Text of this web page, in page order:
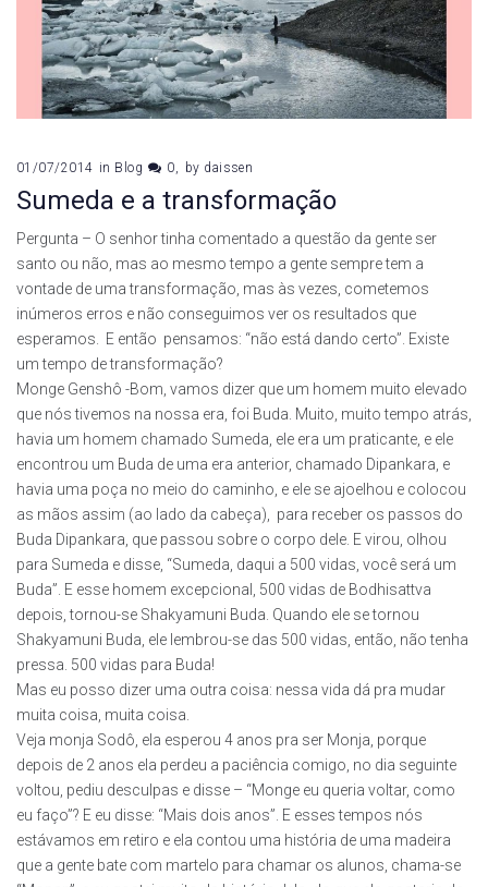
01/07/2014 in Blog 0 by daissen
Sumeda e a transformação
Pergunta – O senhor tinha comentado a questão da gente ser
santo ou não, mas ao mesmo tempo a gente sempre tem a
vontade de uma transformação, mas às vezes, cometemos
inúmeros erros e não conseguimos ver os resultados que
esperamos. E então pensamos: “não está dando certo”. Existe
um tempo de transformação?
Monge Genshô -Bom, vamos dizer que um homem muito elevado
que nós tivemos na nossa era, foi Buda. Muito, muito tempo atrás,
havia um homem chamado Sumeda, ele era um praticante, e ele
encontrou um Buda de uma era anterior, chamado Dipankara, e
havia uma poça no meio do caminho, e ele se ajoelhou e colocou
as mãos assim (ao lado da cabeça), para receber os passos do
Buda Dipankara, que passou sobre o corpo dele. E virou, olhou
para Sumeda e disse, “Sumeda, daqui a 500 vidas, você será um
Buda”. E esse homem excepcional, 500 vidas de Bodhisattva
depois, tornou-se Shakyamuni Buda. Quando ele se tornou
Shakyamuni Buda, ele lembrou-se das 500 vidas, então, não tenha
pressa. 500 vidas para Buda!
Mas eu posso dizer uma outra coisa: nessa vida dá pra mudar
muita coisa, muita coisa.
Veja monja Sodô, ela esperou 4 anos pra ser Monja, porque
depois de 2 anos ela perdeu a paciência comigo, no dia seguinte
voltou, pediu desculpas e disse – “Monge eu queria voltar, como
eu faço”? E eu disse: “Mais dois anos”. E esses tempos nós
estávamos em retiro e ela contou uma história de uma madeira
que a gente bate com martelo para chamar os alunos, chama-se